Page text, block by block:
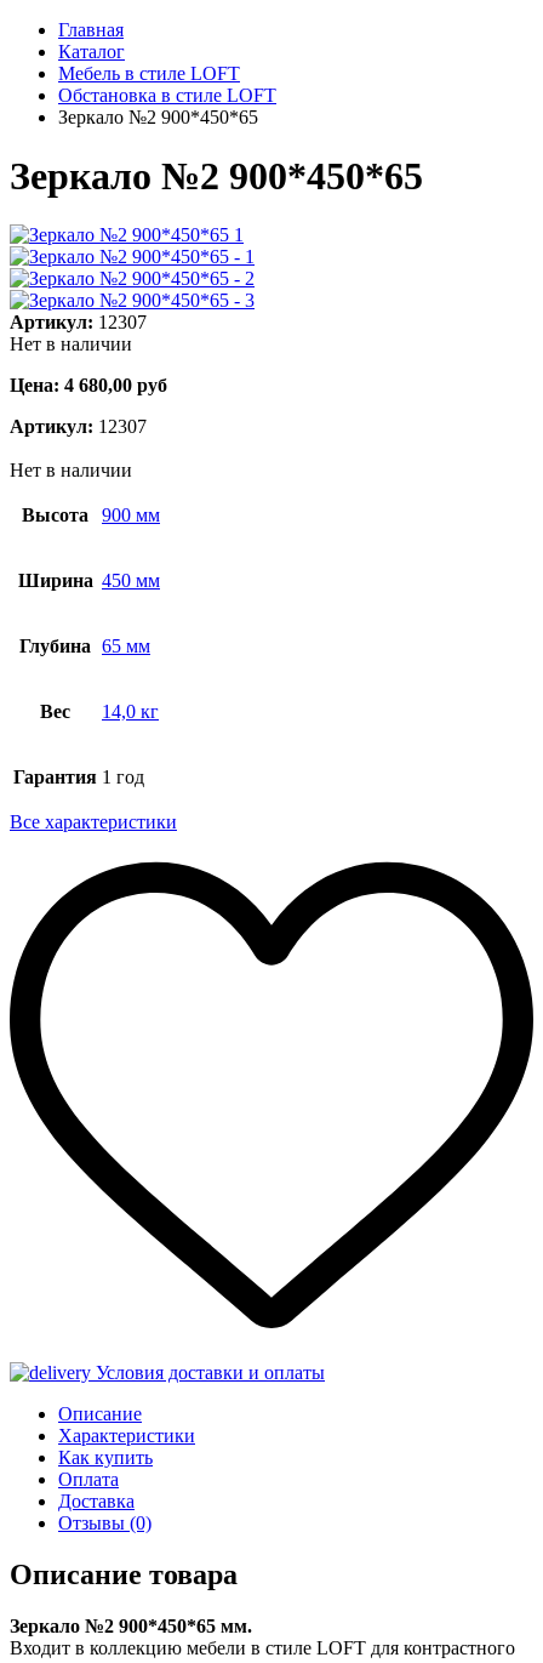
Главная
Каталог
Мебель в стиле LOFT
Обстановка в стиле LOFT
Зеркало №2 900*450*65
Зеркало №2 900*450*65
Артикул: 12307
Нет в наличии
Цена: 4 680,00 руб
Артикул: 12307
Нет в наличии
Высота 900 мм
Ширина 450 мм
Глубина 65 мм
Вес 14,0 кг
Гарантия 1 год
Все характеристики
Условия доставки и оплаты
Описание
Характеристики
Как купить
Оплата
Доставка
Отзывы (0)
Описание товара
Зеркало №2 900*450*65 мм.
Входит в коллекцию мебели в стиле LOFT для контрастного